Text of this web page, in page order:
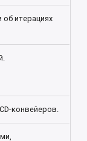
итерациях
конвейеров.